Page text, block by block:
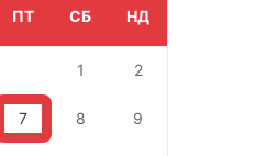
ПТ СБ НД
1 2
7 8 9